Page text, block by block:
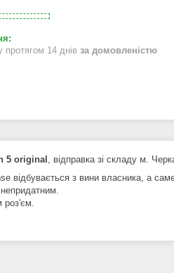
протягом 14 днів за домовленістю
5 original , відправка зі складу м.
відбувається з вини власника, а
роз'єм.